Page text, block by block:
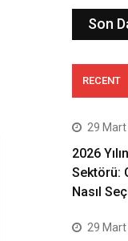
Son
RECENT
29
2026
Sektörü:
Nasıl
29